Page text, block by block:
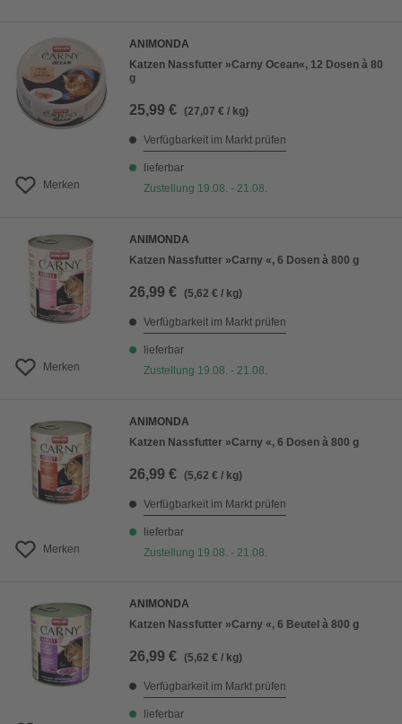
Merken
ANIMONDA
Katzen Nassfutter »Carny Ocean«, 12 Dosen à 80
g
25,99 € (27,07 € / kg)
Verfügbarkeit im Markt prüfen
lieferbar
Zustellung 19.08. - 21.08.
Merken
ANIMONDA
Katzen Nassfutter »Carny «, 6 Dosen à 800 g
26,99 € (5,62 € / kg)
Verfügbarkeit im Markt prüfen
lieferbar
Zustellung 19.08. - 21.08.
Merken
ANIMONDA
Katzen Nassfutter »Carny «, 6 Dosen à 800 g
26,99 € (5,62 € / kg)
Verfügbarkeit im Markt prüfen
lieferbar
Zustellung 19.08. - 21.08.
ANIMONDA
Katzen Nassfutter »Carny «, 6 Beutel à 800 g
26,99 € (5,62 € / kg)
Verfügbarkeit im Markt prüfen
lieferbar